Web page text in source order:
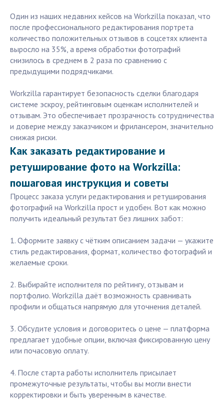
Один из наших недавних кейсов на Workzilla показал, что
после профессионального редактирования портрета
количество положительных отзывов в соцсетях клиента
выросло на 35%, а время обработки фотографий
снизилось в среднем в 2 раза по сравнению с
предыдущими подрядчиками.
Workzilla гарантирует безопасность сделки благодаря
системе эскроу, рейтинговым оценкам исполнителей и
отзывам. Это обеспечивает прозрачность сотрудничества
и доверие между заказчиком и фрилансером, значительно
снижая риски.
Как заказать редактирование и
ретуширование фото на Workzilla:
пошаговая инструкция и советы
Процесс заказа услуги редактирования и ретуширования
фотографий на Workzilla прост и удобен. Вот как можно
получить идеальный результат без лишних забот:
1. Оформите заявку с чётким описанием задачи — укажите
стиль редактирования, формат, количество фотографий и
желаемые сроки.
2. Выбирайте исполнителя по рейтингу, отзывам и
портфолио. Workzilla даёт возможность сравнивать
профили и общаться напрямую для уточнения деталей.
3. Обсудите условия и договоритесь о цене — платформа
предлагает удобные опции, включая фиксированную цену
или почасовую оплату.
4. После старта работы исполнитель присылает
промежуточные результаты, чтобы вы могли внести
корректировки и быть уверенным в качестве.